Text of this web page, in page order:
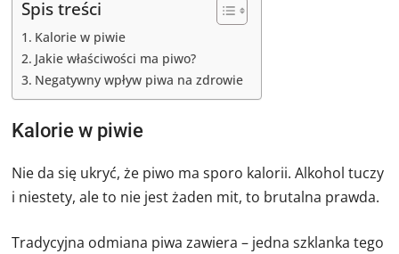
Spis treści
Kalorie w piwie
Jakie właściwości ma piwo?
Negatywny wpływ piwa na zdrowie
Kalorie w piwie
Nie da się ukryć, że piwo ma sporo kalorii. Alkohol tuczy
i niestety, ale to nie jest żaden mit, to brutalna prawda.
Tradycyjna odmiana piwa zawiera – jedna szklanka tego